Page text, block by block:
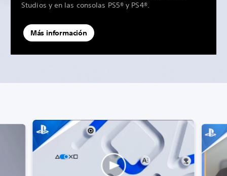
Studios y en las consolas PS5® y PS4®.
Más información